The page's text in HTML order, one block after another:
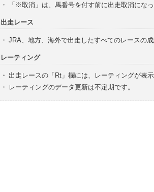
・
「※取消」は、馬番号を付す前に出走取消にな
出走レース
・ JRA、地方、海外で出走したすべてのレースの
レーティング
・ 出走レースの「Rt」欄には、レーティングが表
・
レーティングのデータ更新は不定期です。